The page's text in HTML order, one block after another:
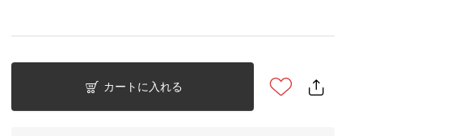
カートに入れる